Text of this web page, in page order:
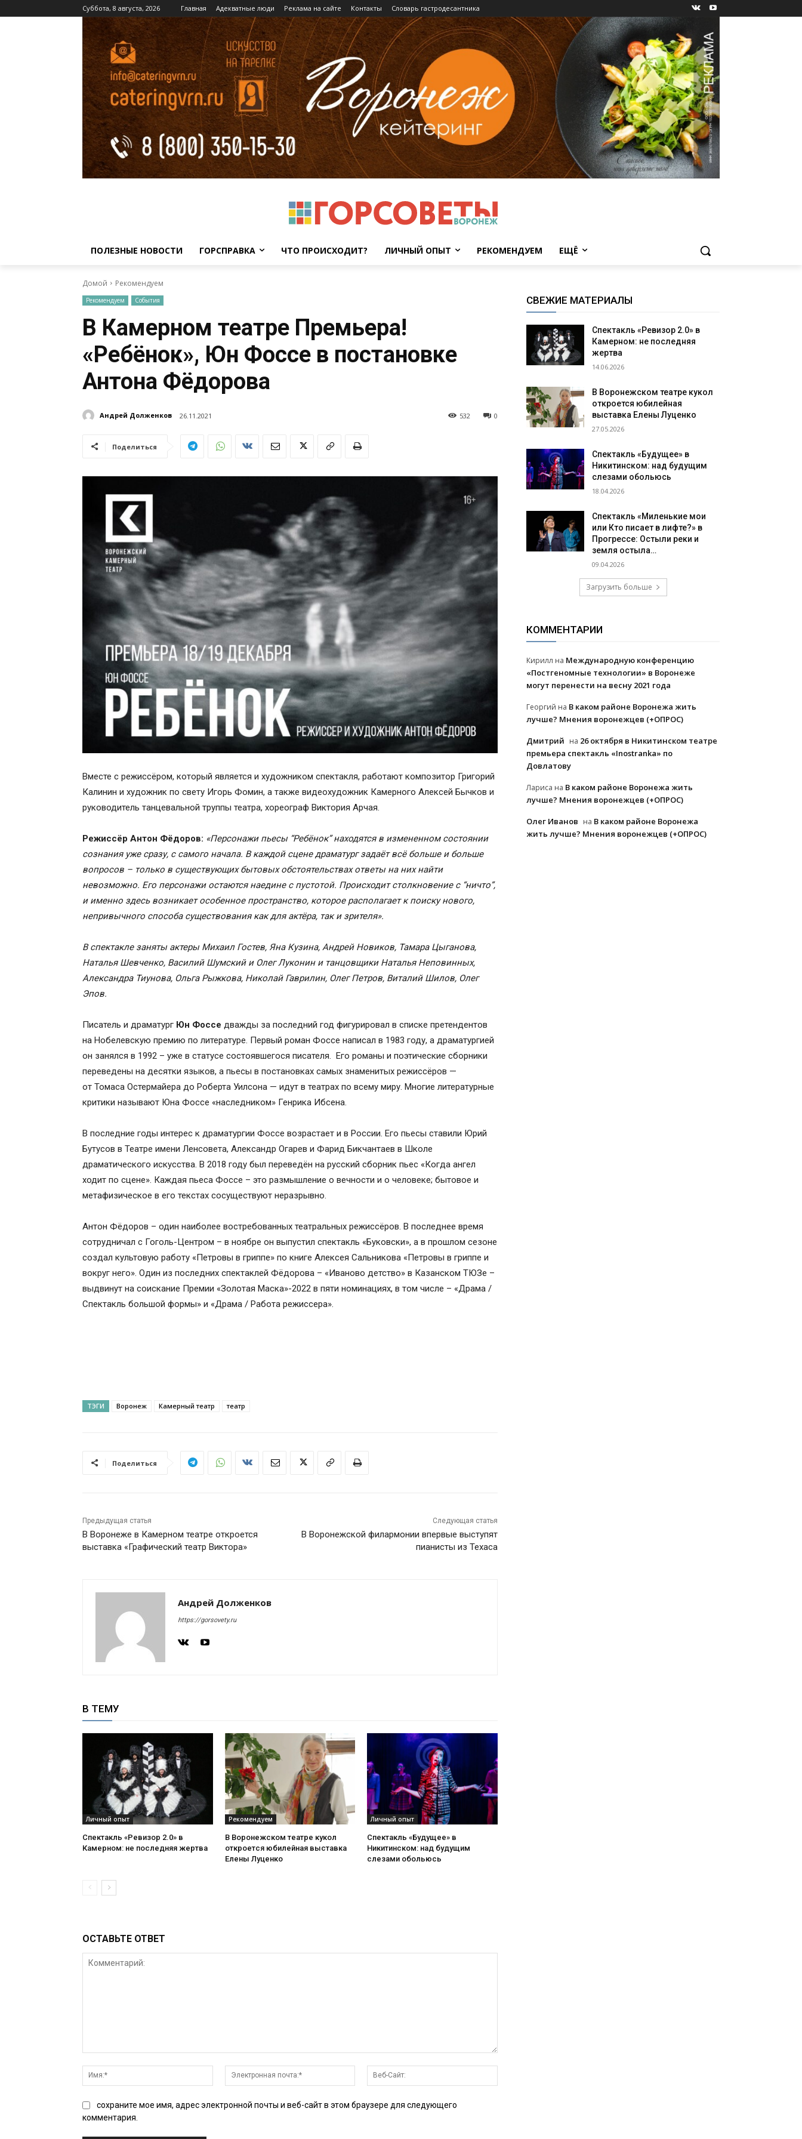
Суббота, 8 августа, 2026 Главная Адекватные люди Реклама на сайте Контакты Словарь гастродесантника
ПОЛЕЗНЫЕ НОВОСТИ ГОРСПРАВКА ЧТО ПРОИСХОДИТ? ЛИЧНЫЙ ОПЫТ РЕКОМЕНДУЕМ ЕЩЁ
Домой Рекомендуем
Рекомендуем События
В Камерном театре Премьера!
«Ребёнок», Юн Фоссе в постановке
Антона Фёдорова
Андрей Долженков 26.11.2021 0
532
Поделиться
Вместе с режиссёром, который является и художником спектакля, работают композитор Григорий
Калинин и художник по свету Игорь Фомин, а также видеохудожник Камерного Алексей Бычков и
руководитель танцевальной труппы театра, хореограф Виктория Арчая.
Режиссёр Антон Фёдоров: «Персонажи пьесы “Ребёнок” находятся в измененном состоянии
сознания уже сразу, с самого начала. В каждой сцене драматург задаёт всё больше и больше
вопросов – только в существующих бытовых обстоятельствах ответы на них найти
невозможно. Его персонажи остаются наедине с пустотой. Происходит столкновение с “ничто”,
и именно здесь возникает особенное пространство, которое располагает к поиску нового,
непривычного способа существования как для актёра, так и зрителя».
В спектакле заняты актеры Михаил Гостев, Яна Кузина, Андрей Новиков, Тамара Цыганова,
Наталья Шевченко, Василий Шумский и Олег Луконин и танцовщики Наталья Неповинных,
Александра Тиунова, Ольга Рыжкова, Николай Гаврилин, Олег Петров, Виталий Шилов, Олег
Эпов.
Писатель и драматург Юн Фоссе дважды за последний год фигурировал в списке претендентов
на Нобелевскую премию по литературе. Первый роман Фоссе написал в 1983 году, а драматургией
он занялся в 1992 – уже в статусе состоявшегося писателя. Его романы и поэтические сборники
переведены на десятки языков, а пьесы в постановках самых знаменитых режиссёров —
от Томаса Остермайера до Роберта Уилсона — идут в театрах по всему миру. Многие литературные
критики называют Юна Фоссе «наследником» Генрика Ибсена.
В последние годы интерес к драматургии Фоссе возрастает и в России. Его пьесы ставили Юрий
Бутусов в Театре имени Ленсовета, Александр Огарев и Фарид Бикчантаев в Школе
драматического искусства. В 2018 году был переведён на русский сборник пьес «Когда ангел
ходит по сцене». Каждая пьеса Фоссе – это размышление о вечности и о человеке; бытовое и
метафизическое в его текстах сосуществуют неразрывно.
Антон Фёдоров – один наиболее востребованных театральных режиссёров. В последнее время
сотрудничал с Гоголь-Центром – в ноябре он выпустил спектакль «Буковски», а в прошлом сезоне
создал культовую работу «Петровы в гриппе» по книге Алексея Сальникова «Петровы в гриппе и
вокруг него». Один из последних спектаклей Фёдорова – «Иваново детство» в Казанском ТЮЗе –
выдвинут на соискание Премии «Золотая Маска»-2022 в пяти номинациях, в том числе – «Драма /
Спектакль большой формы» и «Драма / Работа режиссера».
ТЭГИ Воронеж Камерный театр театр
Поделиться
Предыдущая статья
В Воронеже в Камерном театре откроется
выставка «Графический театр Виктора»
Следующая статья
В Воронежской филармонии впервые выступят
пианисты из Техаса
Андрей Долженков
https://gorsovety.ru
В ТЕМУ
Личный опыт
Спектакль «Ревизор 2.0» в
Камерном: не последняя жертва
Рекомендуем
В Воронежском театре кукол
откроется юбилейная выставка
Елены Луценко
Личный опыт
Спектакль «Будущее» в
Никитинском: над будущим
слезами обольюсь
ОСТАВЬТЕ ОТВЕТ
Имя:*
Электронная
почта:*
Сайт:
сохраните мое имя, адрес электронной почты и веб-сайт в этом браузере для следующего
комментария.
СВЕЖИЕ МАТЕРИАЛЫ
Спектакль «Ревизор 2.0» в
Камерном: не последняя
жертва
14.06.2026
В Воронежском театре кукол
откроется юбилейная
выставка Елены Луценко
27.05.2026
Спектакль «Будущее» в
Никитинском: над будущим
слезами обольюсь
18.04.2026
Спектакль «Миленькие мои
или Кто писает в лифте?» в
Прогрессе: Остыли реки и
земля остыла…
09.04.2026
Загрузить больше
КОММЕНТАРИИ
Кирилл на Международную конференцию
«Постгеномные технологии» в Воронеже
могут перенести на весну 2021 года
Георгий на В каком районе Воронежа жить
лучше? Мнения воронежцев (+ОПРОС)
Дмитрий на 26 октября в Никитинском театре
премьера спектакль «Inostranka» по
Довлатову
Лариса на В каком районе Воронежа жить
лучше? Мнения воронежцев (+ОПРОС)
Олег Иванов на В каком районе Воронежа
жить лучше? Мнения воронежцев (+ОПРОС)